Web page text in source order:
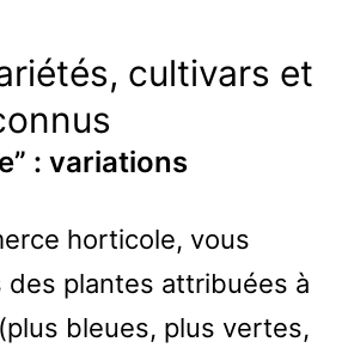
cultivars et
: variations
horticole, vous
des plantes attribuées à
bleues, plus vertes,